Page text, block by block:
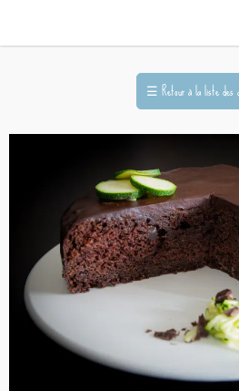
☰Retour à la liste des